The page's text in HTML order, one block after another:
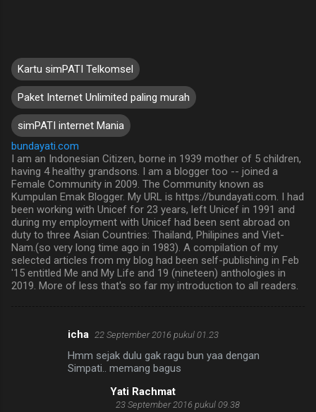
Kartu simPATI Telkomsel
Paket Internet Unlimited paling murah
simPATI internet Mania
bundayati.com
I am an Indonesian Citizen, borne in 1939 mother of 5 children,
having 4 healthy grandsons. I am a blogger too -- joined a
Female Community in 2009. The Community known as
Kumpulan Emak Blogger. My URL is https://bundayati.com. I had
been working with Unicef for 23 years, left Unicef in 1991 and
during my employment with Unicef had been sent abroad on
duty to three Asian Countries: Thailand, Philipines and Viet-
Nam.(so very long time ago in 1983). A compilation of my
selected articles from my blog had been self-publishing in Feb
'15 entitled Me and My Life and 19 (nineteen) anthologies in
2019. More of less that's so far my introduction to all readers.
icha 22 September 2016 pukul 01.23
Hmm sejak dulu gak ragu bun yaa dengan
Simpati.. memang bagus
Yati Rachmat
23 September 2016 pukul 09.38